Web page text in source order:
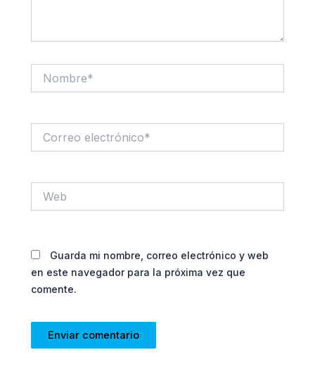
electrónico*
Guarda mi nombre, correo electrónico y web
en este navegador para la próxima vez que
comente.